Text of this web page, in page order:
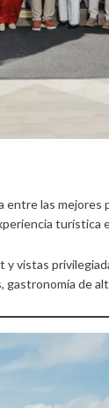
entre las mejores
turística
vistas
de